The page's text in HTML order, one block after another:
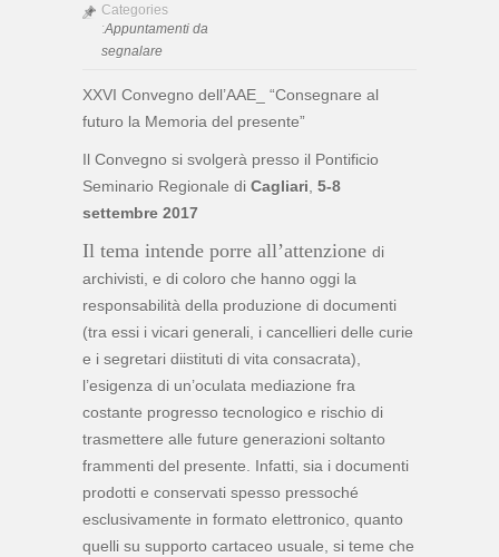
Categories
:Appuntamenti da
segnalare
XXVI Convegno dell’AAE_ “Consegnare al
futuro la Memoria del presente”
Il Convegno si svolgerà presso il Pontificio
Seminario Regionale di Cagliari 5-8
settembre 2017
Il tema intende porre all’attenzione di
archivisti, e di coloro che hanno oggi la
responsabilità della produzione di documenti
(tra essi i vicari generali, i cancellieri delle curie
e i segretari diistituti di vita consacrata),
l’esigenza di un’oculata mediazione fra
costante progresso tecnologico e rischio di
trasmettere alle future generazioni soltanto
frammenti del presente. Infatti, sia i documenti
prodotti e conservati spesso pressoché
esclusivamente in formato elettronico, quanto
quelli su supporto cartaceo usuale, si teme che